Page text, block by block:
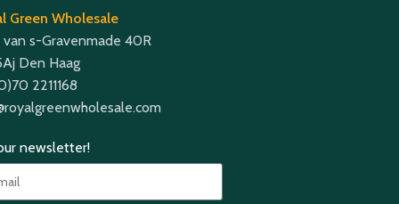
Green Wholesale
van s-Gravenmade 40R
Den Haag
2211168
newsletter!